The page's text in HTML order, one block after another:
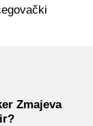
Zmajeva